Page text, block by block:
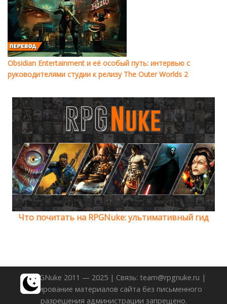
Obsidian Entertainment и её особый путь: интервью с
руководителями студии к релизу The Outer Worlds 2
Что почитать на RPGNuke: ультимативный гид
© RPGNuke 2011 — 2025 | Связь: team@rpgnuke.ru |
Копирование материалов сайта без письменного
разрешения администрации запрещено.